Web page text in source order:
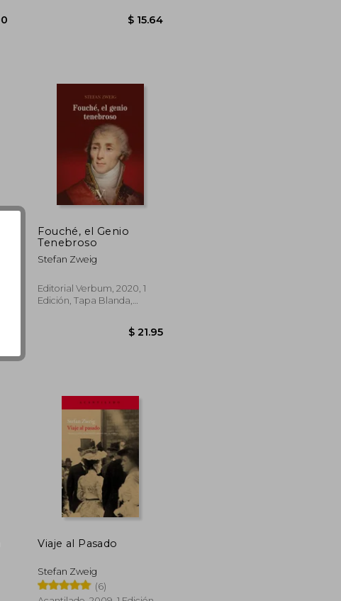
$ 30.78
$ 16.93
Fouché, el Genio
Tenebroso
Stefan Zweig
Editorial Verbum, 2020, 1
Edición, Tapa Blanda,
Viaje al Pasado
Stefan Zweig
(6)